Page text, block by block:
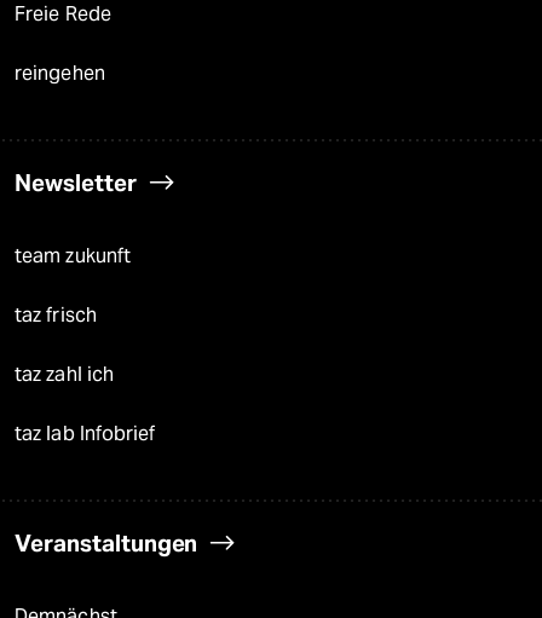
Freie Rede
reingehen
Newsletter
team zukunft
taz frisch
taz zahl ich
taz lab Infobrief
Veranstaltungen